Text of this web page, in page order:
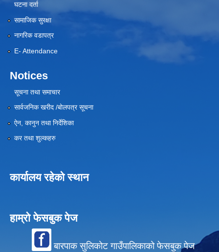
घटना दर्ता
सामाजिक सुरक्षा
नागरिक वडापत्र
E- Attendance
Notices
सूचना तथा समाचार
सार्वजनिक खरीद /बोलपत्र सूचना
ऐन, कानुन तथा निर्देशिका
कर तथा शुल्कहरु
कार्यालय रहेको स्थान
हाम्रो फेसबुक पेज
बारपाक सुलिकोट गाउँपालिकाको फेसबुक पेज